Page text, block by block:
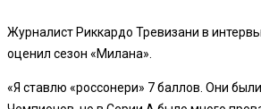
Журналист Риккардо Тревизани в
оценил сезон «Милана».
«Я ставлю «россонери» 7 баллов. Они